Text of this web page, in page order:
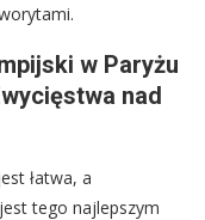
w Paryżu
nad
łatwa, a
tego najlepszym